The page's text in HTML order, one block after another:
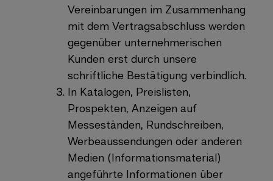
Vereinbarungen im Zusammenhang
mit dem Vertragsabschluss werden
gegenüber unternehmerischen
Kunden erst durch unsere
schriftliche Bestätigung verbindlich.
In Katalogen, Preislisten,
Prospekten, Anzeigen auf
Messeständen, Rundschreiben,
Werbeaussendungen oder anderen
Medien (Informationsmaterial)
angeführte Informationen über